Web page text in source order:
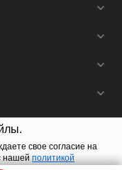
свое согласие на
нашейполитикой



